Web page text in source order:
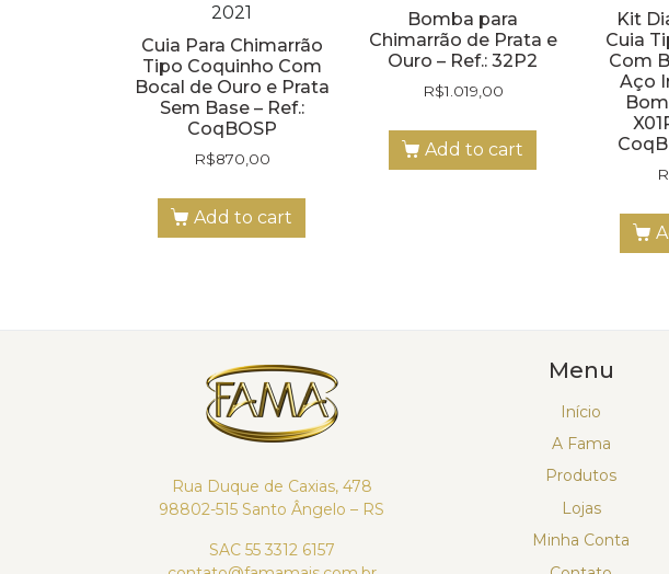
2021
Cuia Para Chimarrão
Tipo Coquinho Com
Bocal de Ouro e Prata
Sem Base – Ref.:
CoqBOSP
R$870,00
Add to cart
Bomba para
Chimarrão de Prata e
Ouro – Ref.: 32P2
R$1.019,00
Add to cart
Kit
Cuia
Com
Aço
Rua Duque de Caxias, 478
98802-515 Santo Ângelo – RS
SAC 55 3312 6157
Menu
Início
A Fama
Produtos
Lojas
Minha Conta